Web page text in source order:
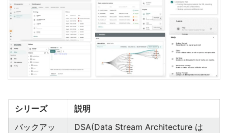
シリーズ
説明
バックアッ
DSA(Data Stream Architecture は